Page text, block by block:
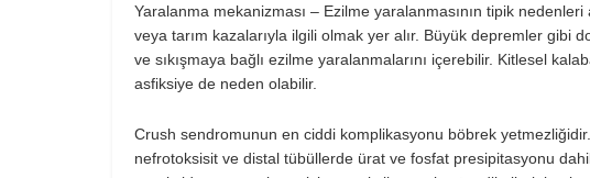
Yaralanma mekanizması – Ezilme yaralanmasının tipik
veya tarım kazalarıyla ilgili olmak yer alır. Büyük depremler gibi
ve sıkışmaya bağlı ezilme yaralanmalarını içerebilir. Kitlesel
asfiksiye de neden olabilir.
Crush sendromunun en ciddi komplikasyonu böbrek
nefrotoksisit ve distal tübüllerde ürat ve fosfat presipitasyonu